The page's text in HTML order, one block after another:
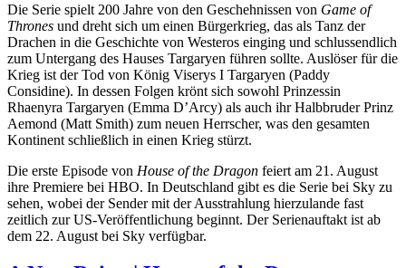
Die Serie spielt 200 Jahre von den Geschehnissen von Game of
Thrones und dreht sich um einen Bürgerkrieg, das als Tanz der
Drachen in die Geschichte von Westeros einging und schlussendlich
zum Untergang des Hauses Targaryen führen sollte. Auslöser für die
Krieg ist der Tod von König Viserys I Targaryen (Paddy
Considine). In dessen Folgen krönt sich sowohl Prinzessin
Rhaenyra Targaryen (Emma D’Arcy) als auch ihr Halbbruder Prinz
Aemond (Matt Smith) zum neuen Herrscher, was den gesamten
Kontinent schließlich in einen Krieg stürzt.
Die erste Episode von House of the Dragon feiert am 21. August
ihre Premiere bei HBO. In Deutschland gibt es die Serie bei Sky zu
sehen, wobei der Sender mit der Ausstrahlung hierzulande fast
zeitlich zur US-Veröffentlichung beginnt. Der Serienauftakt ist ab
dem 22. August bei Sky verfügbar.